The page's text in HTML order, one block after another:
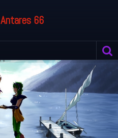
Antares 66